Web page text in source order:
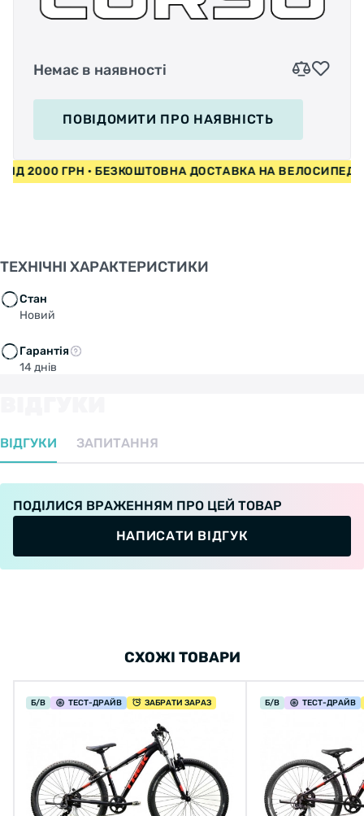
Немає в наявності
ПОВІДОМИТИ ПРО НАЯВНІСТЬ
2000 ГРН • БЕЗКОШТОВНА ДОСТАВКА НА
ТЕХНІЧНІ ХАРАКТЕРИСТИКИ
Стан
Новий
Гарантія
14 днів
ВІДГУКИ ЗАПИТАННЯ
ПОДІЛИСЯ ВРАЖЕННЯМ ПРО ЦЕЙ ТОВАР
НАПИСАТИ ВІДГУК
СХОЖІ ТОВАРИ
Б/В ТЕСТ-ДРАЙВ ЗАБРАТИ ЗАРАЗ Б/В ТЕСТ-ДРАЙВ